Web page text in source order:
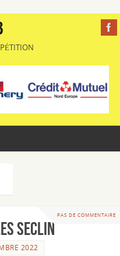
PAS DE COMMENTAIRE
Seclin
2022